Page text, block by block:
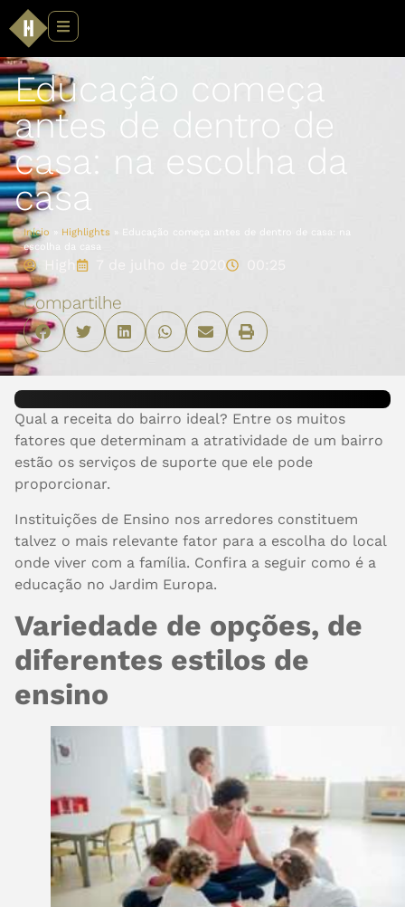
Educação começa
antes de dentro de
casa: na escolha da
casa
Início Highlights
Educação começa antes de dentro de casa: na
escolha da casa
High 7 de julho de 2020
Compartilhe
Qual a receita do bairro ideal? Entre os muitos
fatores que determinam a atratividade de um bairro
estão os serviços de suporte que ele pode
proporcionar.
Instituições de Ensino nos arredores constituem
talvez o mais relevante fator para a escolha do local
onde viver com a família. Confira a seguir como é a
educação no Jardim Europa.
Variedade de opções, de
diferentes estilos de
ensino